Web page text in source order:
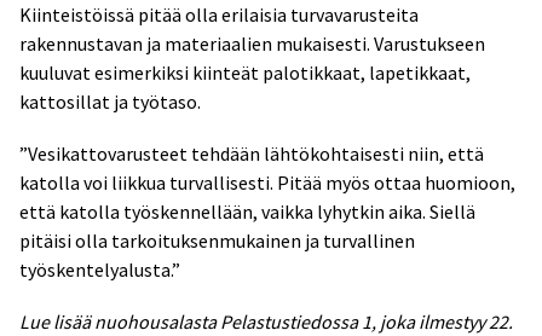
Kiinteistöissä pitää olla erilaisia turvavarusteita
rakennustavan ja materiaalien mukaisesti. Varustukseen
kuuluvat esimerkiksi kiinteät palotikkaat, lapetikkaat,
kattosillat ja työtaso.
”Vesikattovarusteet tehdään lähtökohtaisesti niin, että
katolla voi liikkua turvallisesti. Pitää myös ottaa huomioon,
että katolla työskennellään, vaikka lyhytkin aika. Siellä
pitäisi olla tarkoituksenmukainen ja turvallinen
työskentelyalusta.”
Lue lisää nuohousalasta Pelastustiedossa 1, joka ilmestyy 22.